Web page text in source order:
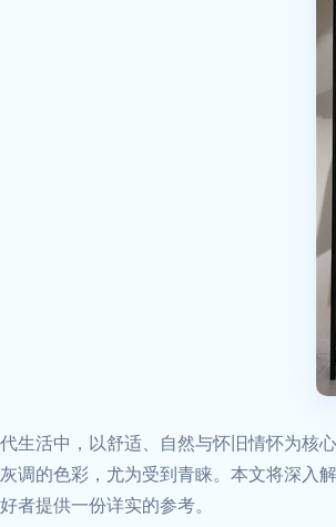
生活中，以舒适、自然与怀旧情怀为核
调的色彩，尤为受到青睐。本文将深入
者提供一份详实的参考。